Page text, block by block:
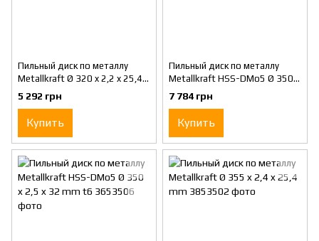
Пильный диск по металлу
Metallkraft Ø 320 x 2,2 x 25,4
mm Z80
5 292 грн
Купить
Пильный диск по металлу
Metallkraft HSS-DMo5 Ø 350 x
2,5 x 32 mm t4
7 784 грн
Купить